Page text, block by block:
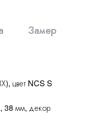
Замер
цвет NCS S
38 мм, декор